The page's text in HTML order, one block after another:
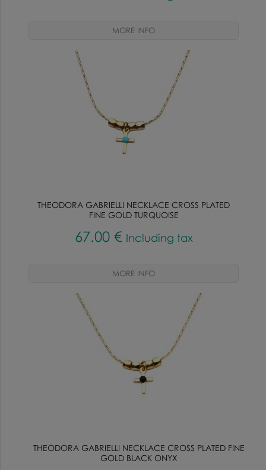
THEODORA GABRIELLI NECKLACE CROSS PLATED
FINE GOLD TURQUOISE
67.00 € Including tax
THEODORA GABRIELLI NECKLACE CROSS PLATED FINE
GOLD BLACK ONYX